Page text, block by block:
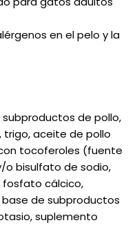
en el pelo y la
de pollo,
trigo, aceite de pollo
tocoferoles (fuente
o bisulfato de sodio,
fosfato cálcico,
de subproductos
suplemento